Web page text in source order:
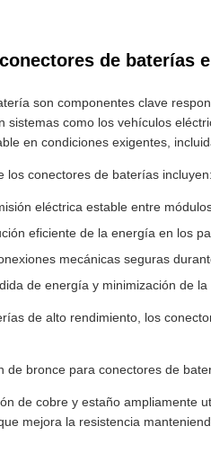
de baterías
son componentes clave
sistemas como los vehículos
en condiciones exigentes,
los conectores de baterías incluyen:
eléctrica estable entre
eficiente de la energía en los
mecánicas seguras
de energía y minimización de
de alto rendimiento, los
de bronce para conectores de
de cobre y estaño ampliamente
mejora la resistencia